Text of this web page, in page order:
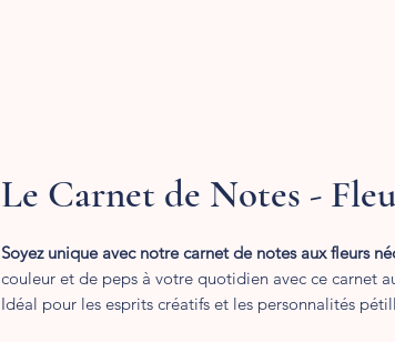
Le Carnet de Notes -
Soyez unique avec notre carnet de notes aux fleurs
couleur et de peps à votre quotidien avec ce carnet
Idéal pour les esprits créatifs et les personnalités